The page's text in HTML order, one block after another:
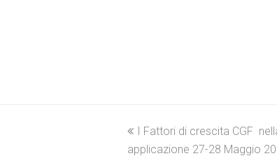
previous
post:
I Fattori di crescita CGF
applicazione 27-28 Maggio